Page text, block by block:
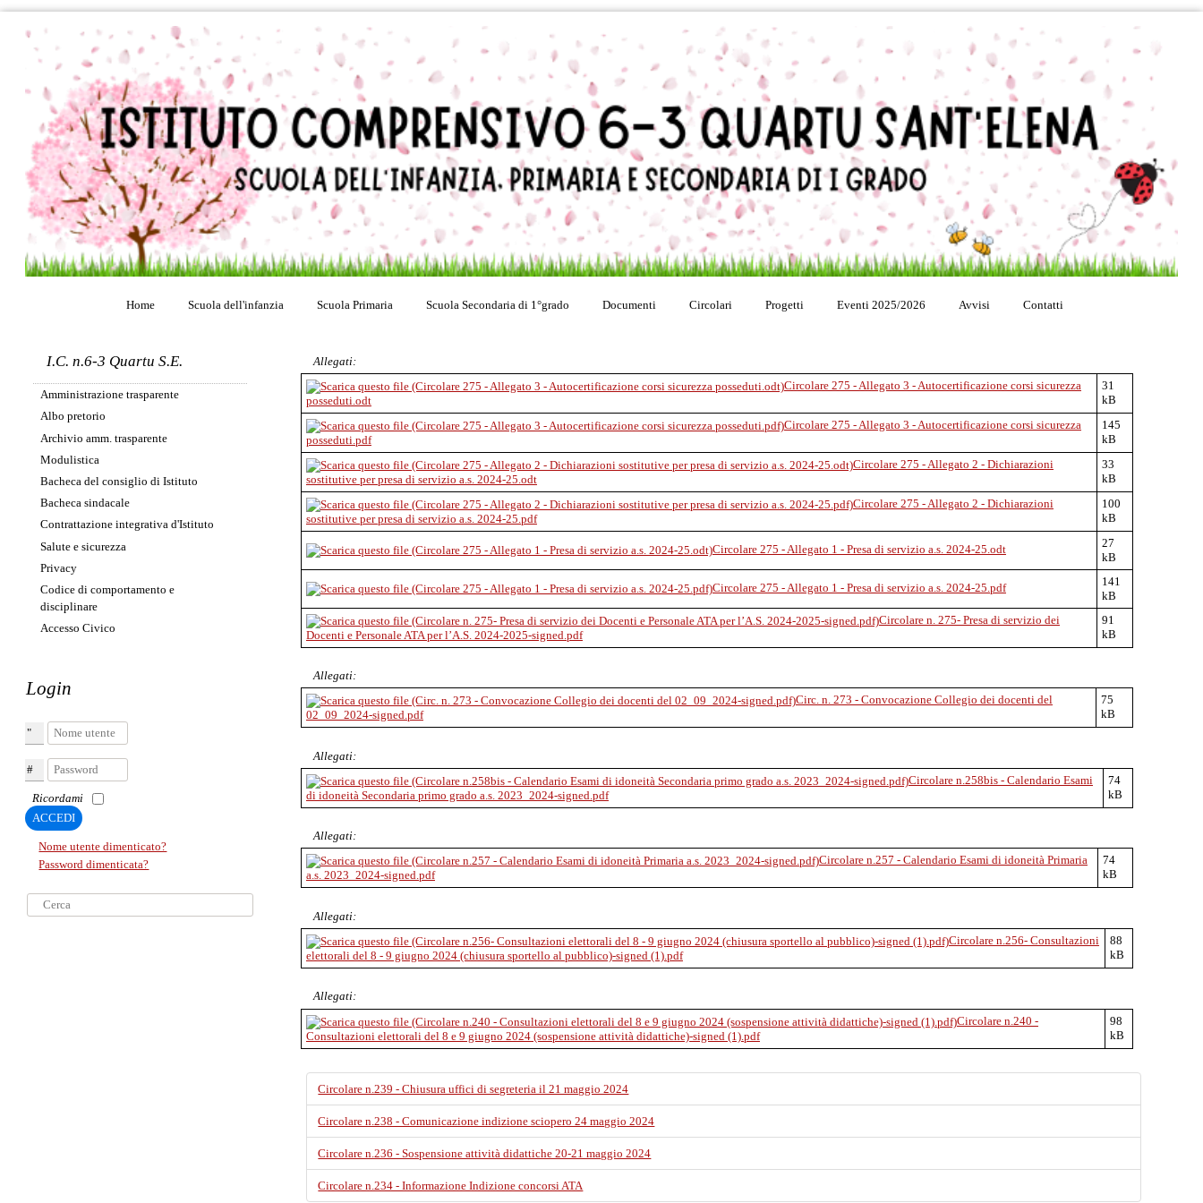
Home Scuola dell'infanzia Scuola Primaria Scuola Secondaria di 1°grado Documenti Circolari Progetti Eventi 2025/2026 Avvisi Contatti
I.C. n.6-3 Quartu S.E.
Amministrazione trasparente
Albo pretorio
Archivio amm. trasparente
Modulistica
Bacheca del consiglio di Istituto
Bacheca sindacale
Contrattazione integrativa d'Istituto
Salute e sicurezza
Privacy
Codice di comportamento e
disciplinare
Accesso Civico
Login
Nome utente
Password
Ricordami
ACCEDI
Nome utente dimenticato?
Password dimenticata?
Cerca...
Allegati:
Circolare 275 - Allegato 3 - Autocertificazione corsi sicurezza
posseduti.odt
31
kB
Circolare 275 - Allegato 3 - Autocertificazione corsi sicurezza
posseduti.pdf
145
kB
Circolare 275 - Allegato 2 - Dichiarazioni
sostitutive per presa di servizio a.s. 2024-25.odt
33
kB
Circolare 275 - Allegato 2 - Dichiarazioni
sostitutive per presa di servizio a.s. 2024-25.pdf
100
kB
Circolare 275 - Allegato 1 - Presa di servizio a.s. 2024-25.odt
27
kB
Circolare 275 - Allegato 1 - Presa di servizio a.s. 2024-25.pdf
141
kB
Circolare n. 275- Presa di servizio dei
Docenti e Personale ATA per l’A.S. 2024-2025-signed.pdf
91
kB
Allegati:
Circ. n. 273 - Convocazione Collegio dei docenti del
02_09_2024-signed.pdf
75
kB
Allegati:
Circolare n.258bis - Calendario Esami
di idoneità Secondaria primo grado a.s. 2023_2024-signed.pdf
74
kB
Allegati:
Circolare n.257 - Calendario Esami di idoneità Primaria
a.s. 2023_2024-signed.pdf
74
kB
Allegati:
Circolare n.256- Consultazioni
elettorali del 8 - 9 giugno 2024 (chiusura sportello al pubblico)-signed (1).pdf
88
kB
Allegati:
Circolare n.240 -
Consultazioni elettorali del 8 e 9 giugno 2024 (sospensione attività didattiche)-signed (1).pdf
98
kB
Circolare n.239 - Chiusura uffici di segreteria il 21 maggio 2024
Circolare n.238 - Comunicazione indizione sciopero 24 maggio 2024
Circolare n.236 - Sospensione attività didattiche 20-21 maggio 2024
Circolare n.234 - Informazione Indizione concorsi ATA